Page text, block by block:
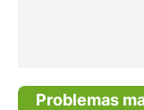
Problemas